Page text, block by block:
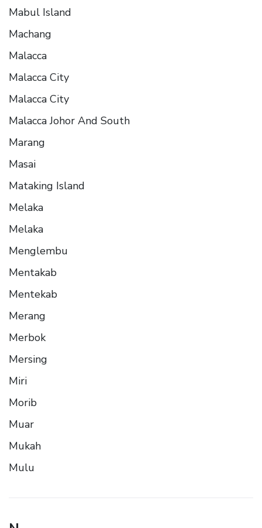
Mabul Island
Machang
Malacca
Malacca City
Malacca City
Malacca Johor And South
Marang
Masai
Mataking Island
Melaka
Melaka
Menglembu
Mentakab
Mentekab
Merang
Merbok
Mersing
Miri
Morib
Muar
Mukah
Mulu